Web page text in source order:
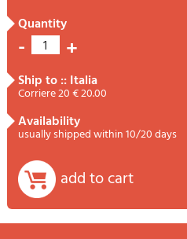
quantity
- 1 +
ship to :: Italia
Corriere 20 € 20.00
availability
usually shipped within 10/20 days
add to cart